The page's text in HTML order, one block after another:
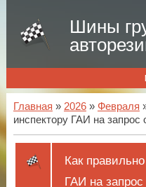
Шины
Главная » 2026 » Февраля
инспектору ГАИ на запрос
Как
ГАИ на запрос